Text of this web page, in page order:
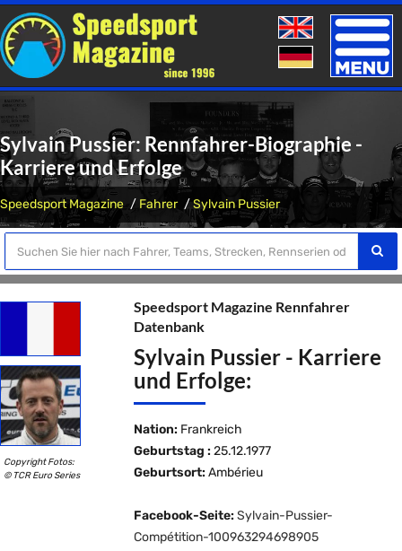
Toggle
Sylvain Pussier: Rennfahrer-Biographie -
Karriere und Erfolge
Speedsport Magazine Fahrer Sylvain Pussier
Copyright Fotos:
© TCR Euro Series
Speedsport Magazine Rennfahrer
Datenbank
Sylvain Pussier - Karriere
und Erfolge:
Nation: Frankreich
Geburtstag : 25.12.1977
Geburtsort: Ambérieu
Facebook-Seite: Sylvain-Pussier-
Compétition-100963294698905